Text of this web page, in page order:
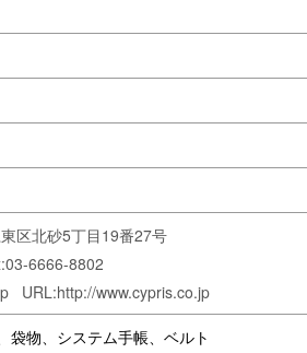
区北砂5丁目19番27号
6666-8802
URL:http://www.cypris.co.jp
袋物、システム手帳、ベルト